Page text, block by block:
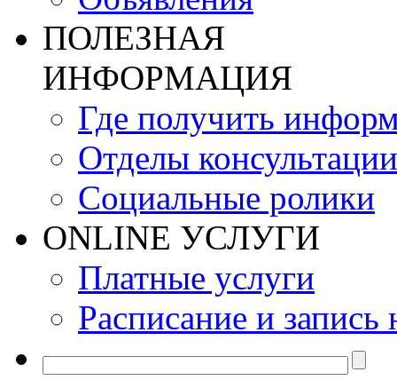
ПОЛЕЗНАЯ
ИНФОРМАЦИЯ
Где получить
Отделы консультации
Социальные ролики
ONLINE УСЛУГИ
Платные услуги
Расписание и запись